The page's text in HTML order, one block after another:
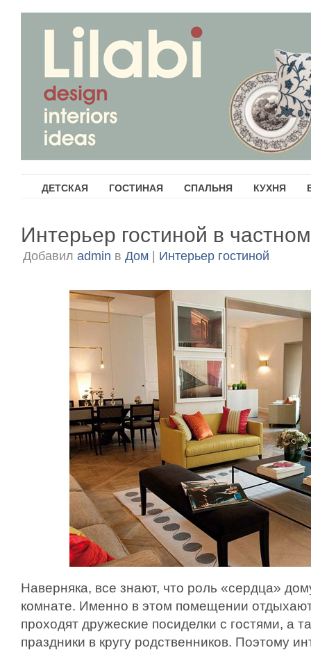
ДЕТСКАЯ ГОСТИНАЯ СПАЛЬНЯ КУХНЯ
Интерьер гостиной в
Добавил admin в Дом Интерьер гостиной
Наверняка, все знают, что роль «сердца»
комнате. Именно в этом помещении
проходят дружеские посиделки с гостями, а
праздники в кругу родственников. Поэтому